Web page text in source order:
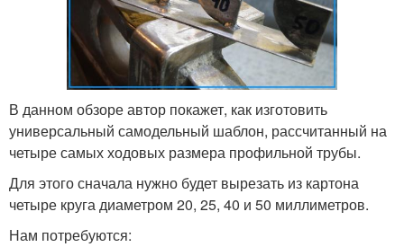
В данном обзоре автор покажет, как изготовить
универсальный самодельный шаблон, рассчитанный на
четыре самых ходовых размера профильной трубы.
Для этого сначала нужно будет вырезать из картона
четыре круга диаметром 20, 25, 40 и 50 миллиметров.
Нам потребуются: